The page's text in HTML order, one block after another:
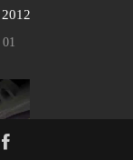
01 كانون الثاني 2013, 12:00 ص